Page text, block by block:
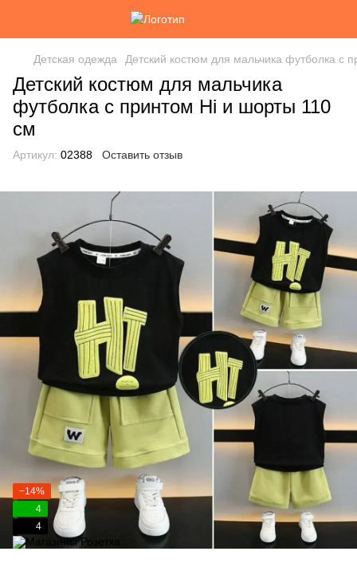
Детская одежда Детский костюм для мальчика футболка с
Детский костюм для мальчика
футболка с принтом Hi и шорты 110
см
Артикул: 02388 Оставить отзыв
−14%
4
4